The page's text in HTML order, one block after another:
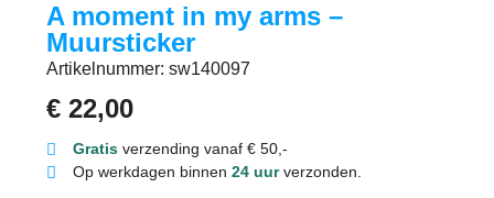
A moment in my arms –
Muursticker
Artikelnummer: sw140097
€ 22,00
Gratisverzending vanaf € 50,-
Op werkdagen binnen 24 uurverzonden.